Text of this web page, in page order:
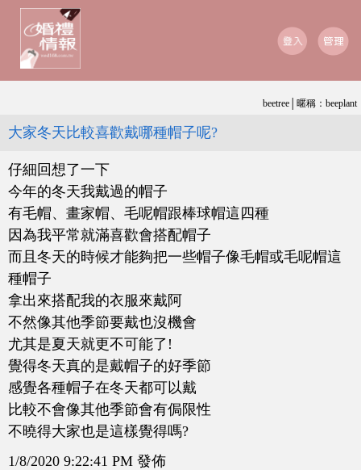
beetree│暱稱：beeplant
大家冬天比較喜歡戴哪種帽子呢?
仔細回想了一下
今年的冬天我戴過的帽子
有毛帽、畫家帽、毛呢帽跟棒球帽這四種
因為我平常就滿喜歡會搭配帽子
而且冬天的時候才能夠把一些帽子像毛帽或毛呢帽這
種帽子
拿出來搭配我的衣服來戴阿
不然像其他季節要戴也沒機會
尤其是夏天就更不可能了!
覺得冬天真的是戴帽子的好季節
感覺各種帽子在冬天都可以戴
比較不會像其他季節會有侷限性
不曉得大家也是這樣覺得嗎?
1/8/2020 9:22:41 PM 發佈